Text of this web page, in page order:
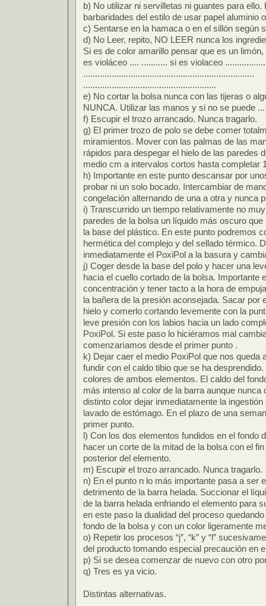
b) No utilizar ni servilletas ni guantes para
barbaridades del estilo de usar papel aluminio
c) Sentarse en la hamaca o en el sillón según
d) No Leer, repito, NO LEER nunca los
Si es de color amarillo pensar que es un
es violáceo .... ........... si es violaceo
........................................................................
........................................................
e) No cortar la bolsa nunca con las tijeras o
NUNCA. Utilizar las manos y si no se puede
f) Escupir el trozo arrancado. Nunca tragarlo.
g) El primer trozo de polo se debe comer
miramientos. Mover con las palmas de las
rápidos para despegar el hielo de las paredes
medio cm a intervalos cortos hasta completar
h) Importante en este punto descansar por
probar ni un solo bocado. Intercambiar de
congelación alternando de una a otra y nunca
i) Transcurrido un tiempo relativamente no
paredes de la bolsa un líquido más oscuro
la base del plástico. En este punto podremos
hermética del complejo y del sellado térmico.
inmediatamente el PoxiPol a la basura y
j) Coger desde la base del polo y hacer una
hacia el cuello cortado de la bolsa. Importante
concentración y tener tacto a la hora de
la bañera de la presión aconsejada. Sacar por
hielo y comerlo cortando levemente con la
leve presión con los labios hacia un lado
PoxiPol. Si este paso lo hiciéramos mal
comenzaríamos desde el primer punto .
k) Dejar caer el medio PoxiPol que nos queda
fundir con el caldo tibio que se ha
colores de ambos elementos. El caldo del
más intenso al color de la barra aunque nunca
distinto color dejar inmediatamente la
lavado de estómago. En el plazo de una
primer punto.
l) Con los dos elementos fundidos en el fondo
hacer un corte de la mitad de la bolsa con el
posterior del elemento.
m) Escupir el trozo arrancado. Nunca tragarlo.
n) En el punto n lo más importante pasa a ser
detrimento de la barra helada. Succionar el
de la barra helada enfriando el elemento para
en este paso la dualidad del proceso
fondo de la bolsa y con un color ligeramente
o) Repetir los procesos “j”, “k” y “l”
del producto tomando especial precaución en
p) Si se desea comenzar de nuevo con otro
q) Tres es ya vicio.
Distintas alternativas.